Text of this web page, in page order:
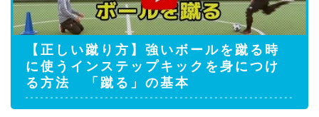
【正しい蹴り方】強いボールを蹴る時
に使うインステップキックを身につけ
る方法 「蹴る」の基本